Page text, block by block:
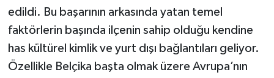
edildi. Bu başarının arkasında yatan temel
faktörlerin başında ilçenin sahip olduğu kendine
has kültürel kimlik ve yurt dışı bağlantıları geliyor.
Özellikle Belçika başta olmak üzere Avrupa’nın